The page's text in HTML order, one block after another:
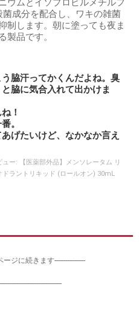
ウムとイソプロピルメチルフ
成分を配合し、ワキの雑菌
制します。朝に塗っても夜ま
製品です。
脇汗ってかくんだよね。臭
脇に気合入れて出かけま
！
。
げたいけど、なかなか言え
ー: 【医薬部外品】メンソレータム リ
ラントリキッド (ロールオン) 30mL
ージに続きます-----------------